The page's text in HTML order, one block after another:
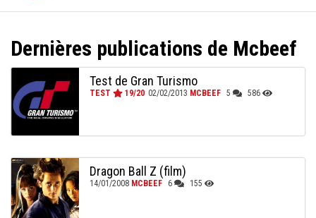
Dernières publications de Mcbeef
Test de Gran Turismo
TEST 19/20 02/02/2013 MCBEEF 5 586
Dragon Ball Z (film)
14/01/2008 MCBEEF 6 155